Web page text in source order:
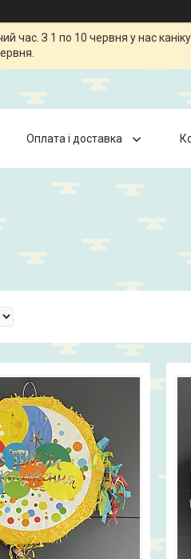
З 1 по 10 червня у нас
Оплата і доставка